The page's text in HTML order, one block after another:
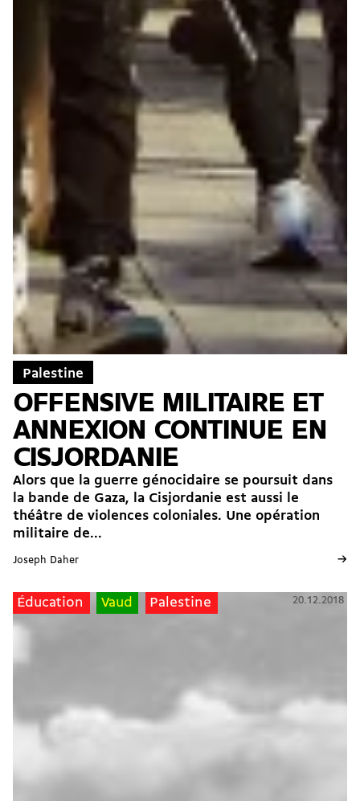
Palestine
OFFENSIVE MILITAIRE ET
ANNEXION CONTINUE EN
CISJORDANIE
Alors que la guerre génocidaire se poursuit dans
la bande de Gaza, la Cisjordanie est aussi le
théâtre de violences coloniales. Une opération
militaire de...
Joseph Daher →
Éducation Vaud Palestine 20.12.2018